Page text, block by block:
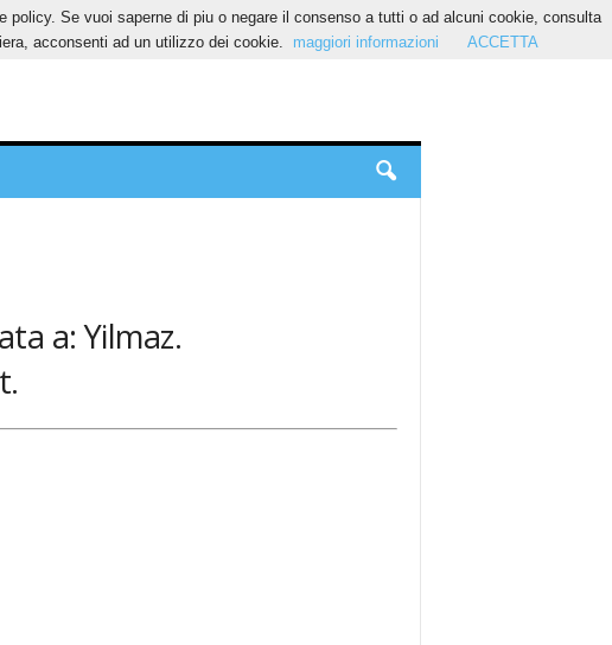
a: Yilmaz.
Se vuoi saperne di piu o negare il consenso a tutti o ad alcuni cookie, consulta
acconsenti ad un utilizzo dei cookie.
maggiori informazioni ACCETTA